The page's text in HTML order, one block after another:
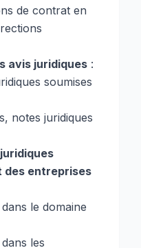
de contrat en
avis juridiques :
soumises
notes juridiques
des entreprises
le domaine
les